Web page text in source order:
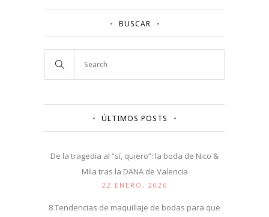
BUSCAR
ÚLTIMOS POSTS
De la tragedia al “sí, quiero”: la boda de Nico &
Mila tras la DANA de Valencia
22 ENERO, 2026
8 Tendencias de maquillaje de bodas para que